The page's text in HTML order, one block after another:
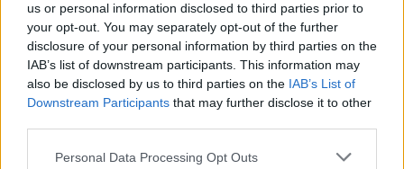
us or personal information disclosed to third parties prior to
your opt-out. You may separately opt-out of the further
disclosure of your personal information by third parties on the
IAB’s list of downstream participants. This information may
also be disclosed by us to third parties on the IAB’s List of
Downstream Participants that may further disclose it to other
Personal Data Processing Opt Outs
Sigla do Comité Olímpico Internacional:
C
O
I
Direito de ir e __, liberdade de circulação: